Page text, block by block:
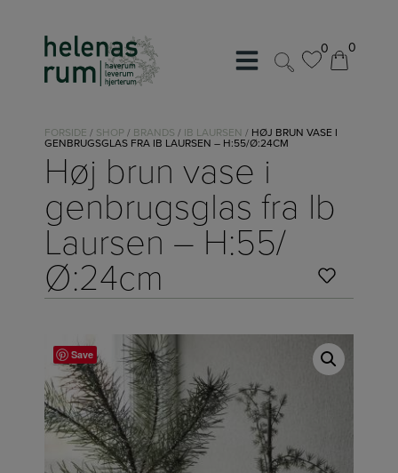
indholdet
0
0 0
0
FORSIDE / SHOP / BRANDS / IB LAURSEN / HØJ BRUN VASE I
GENBRUGSGLAS FRA IB LAURSEN – H:55/Ø:24CM
Høj brun vase i
genbrugsglas fra Ib
Laursen – H:55/
Ø:24cm
Save